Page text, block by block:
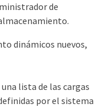
de
dinámicos nuevos,
lista de las cargas
por el sistema